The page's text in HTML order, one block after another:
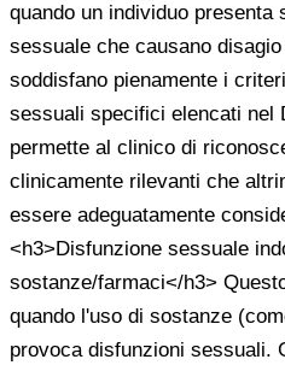
quando un individuo presenta
sessuale che causano
soddisfano pienamente i
sessuali specifici elencati nel
permette al clinico di
clinicamente rilevanti che
essere adeguatamente
<h3>Disfunzione sessuale
sostanze/farmaci</h3>
quando l'uso di sostanze
provoca disfunzioni sessuali.